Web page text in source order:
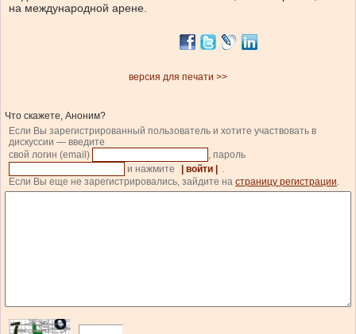
на международной арене.
версия для печати >>
Что скажете, Аноним?
Если Вы зарегистрированный пользователь и хотите участвовать в
дискуссии — введите
свой логин (email)
, пароль
и нажмите
| войти |
.
Если Вы еще не зарегистрировались, зайдите на страницу регистрации.